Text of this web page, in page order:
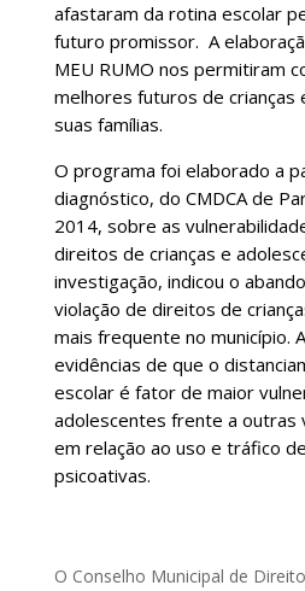
afastaram da rotina escolar
futuro promissor. A
MEU RUMO nos permitiram
melhores futuros de crianças
suas famílias.
O programa foi elaborado a
diagnóstico, do CMDCA de
2014, sobre as
direitos de crianças e
investigação, indicou o
violação de direitos de
mais frequente no município.
evidências de que o
escolar é fator de maior
adolescentes frente a outras
em relação ao uso e tráfico
psicoativas.
O Conselho Municipal de